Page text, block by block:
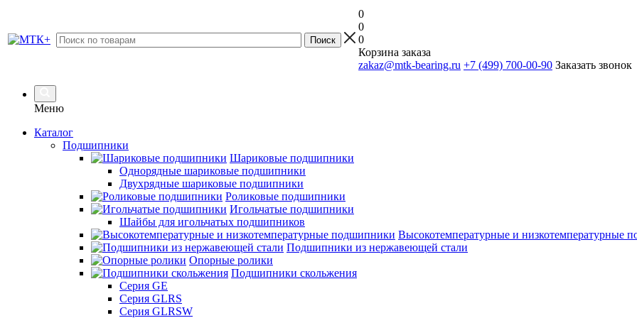
0
0
0
Корзина заказа
zakaz@mtk-bearing.ru +7 (499) 700-00-90 Заказать звонок
Меню
Каталог
Подшипники
Шариковые подшипники
Однорядные шариковые подшипники
Двухрядные шариковые подшипники
Роликовые подшипники
Игольчатые подшипники
Шайбы для игольчатых подшипников
Высокотемпературные и низкотемпературные
Подшипники из нержавеющей стали
Опорные ролики
Подшипники скольжения
Серия GE
Серия GLRS
Серия GLRSW